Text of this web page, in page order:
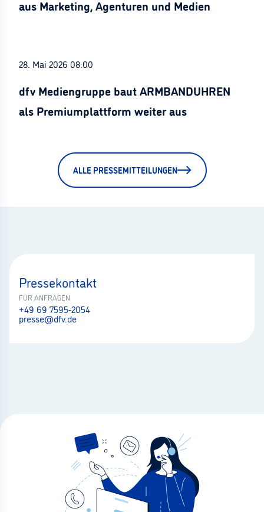
aus Marketing, Agenturen und Medien
28. Mai 2026 08:00
dfv Mediengruppe baut ARMBANDUHREN
als Premiumplattform weiter aus
ALLE PRESSEMITTEILUNGEN
Pressekontakt
FÜR ANFRAGEN
+49 69 7595-2054
presse@dfv.de